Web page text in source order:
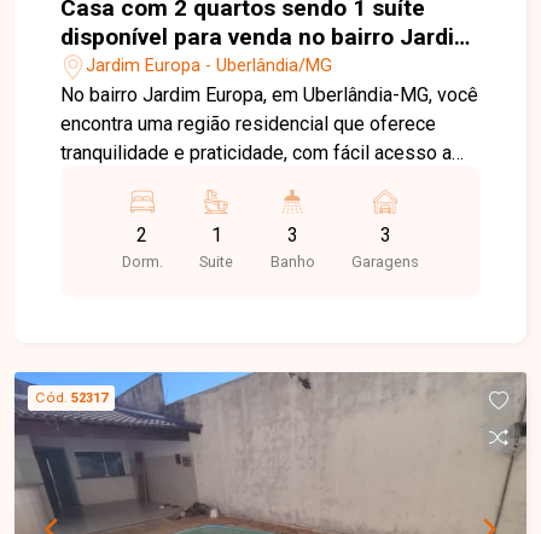
Casa com 2 quartos sendo 1 suíte
disponível para venda no bairro Jardim
Europa em Uberlândia MG
Jardim Europa - Uberlândia/MG
No bairro Jardim Europa, em Uberlândia-MG, você
encontra uma região residencial que oferece
tranquilidade e praticidade, com fácil acesso a
comércios, supermercados, escolas e serviços
próximos, ideal para quem busca conforto e
qualidade de vida. Casa com 200 m² de área
banheiro social, cozinha ampla com armários,
área de serviço, quintal, piscina de 6 x 4 metros e
3 vagas de garagem. Um imóvel pensado para
quem valoriza espaços internos confortáveis e
uma área externa completa para momentos de
2
Dorm.
1
Suite
3
Banho
3
Garagens
Cód. 52317